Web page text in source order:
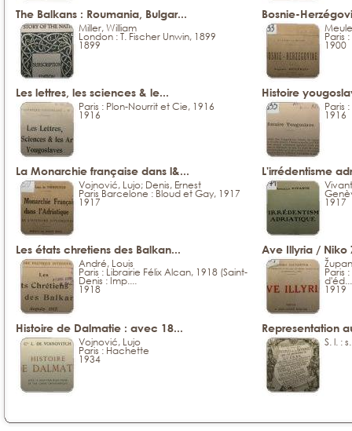
The Balkans : Roumania, Bulgar...
Miller, William
London : T. Fischer Unwin, 1899
1899
Bosnie-
Paris
1900
Les lettres, les sciences & le...
Paris : Plon-Nourrit et Cie, 1916
1916
Histoire
Paris
1916
La Monarchie française dans l&...
Vojnović, Lujo; Denis, Ernest
Paris Barcelone : Bloud et Gay, 1917
1917
L'irrédentisme
1917
Les états chretiens des Balkan...
André, Louis
Paris : Librairie Félix Alcan, 1918 (Saint-
Denis : Imp....
1918
Ave Illyria / Niko
Paris
d'éd...
1919
Histoire de Dalmatie : avec 18...
Vojnović, Lujo
Paris : Hachette
1934
Representation
S. l. :